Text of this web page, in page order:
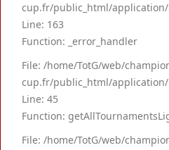
cup.fr/public_html/
Line: 163
Function: _error_handler
File: /home/TotG/web/
cup.fr/public_html/
Line: 45
Function:
File: /home/TotG/web/